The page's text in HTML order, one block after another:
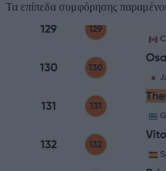
Τα επίπεδα συμφόρησης